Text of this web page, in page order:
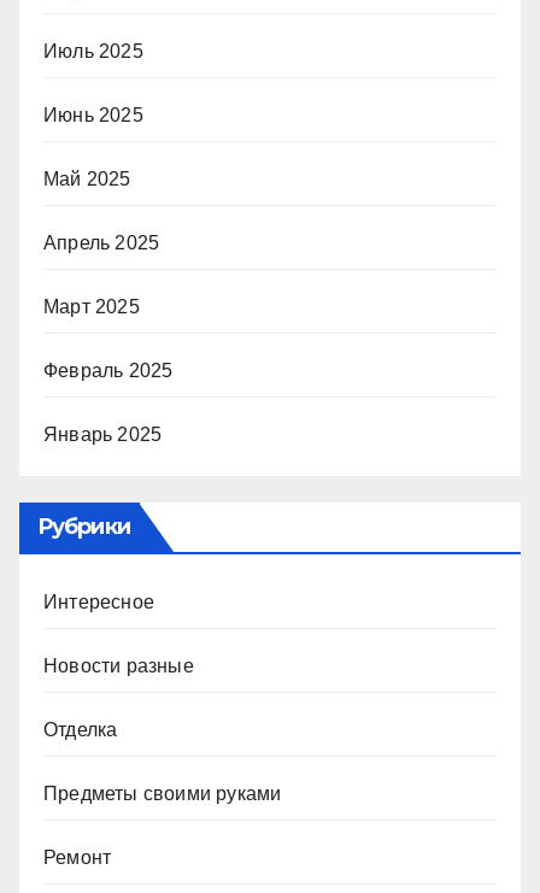
Июль 2025
Июнь 2025
Май 2025
Апрель 2025
Март 2025
Февраль 2025
Январь 2025
Рубрики
Интересное
Новости разные
Отделка
Предметы своими руками
Ремонт